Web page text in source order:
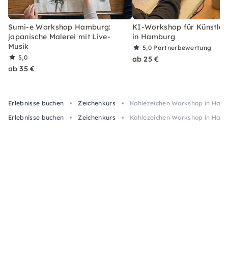
Sumi-e Workshop Hamburg:
japanische Malerei mit Live-
Musik
5,0
ab 35 €
KI-Workshop für
in Hamburg
5,0 Partnerbewertung
ab 25 €
Erlebnisse buchen Zeichenkurs
Kohlezeichen Workshop in
Erlebnisse buchen
Zeichenkurs Kohlezeichen Workshop in